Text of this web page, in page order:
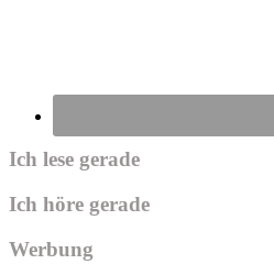
Ich lese gerade
Ich höre gerade
Werbung